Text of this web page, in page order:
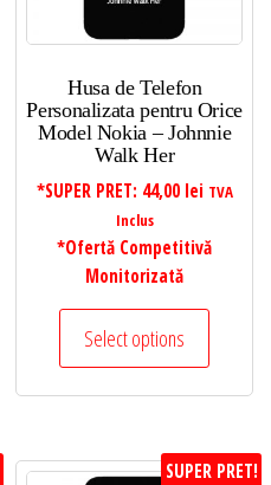
Husa de Telefon
Personalizata pentru Orice
Model Nokia – Johnnie
Walk Her
*SUPER PRET: 44,00 lei TVA
Inclus
*Ofertă Competitivă
Monitorizată
Select options
SUPER PRET!